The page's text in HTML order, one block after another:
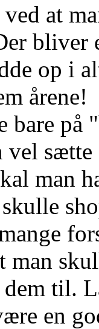
at
bliver
op i
årene!
bare på
vel
man
man
dem til.
en